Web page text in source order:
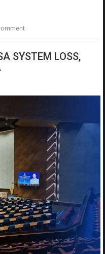
SYSTEM LOSS,